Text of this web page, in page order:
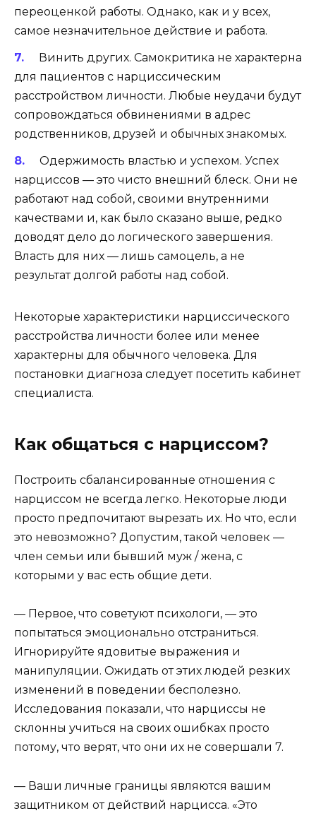
переоценкой работы. Однако, как и у всех,
самое незначительное действие и работа.
Винить других. Самокритика не характерна
для пациентов с нарциссическим
расстройством личности. Любые неудачи будут
сопровождаться обвинениями в адрес
родственников, друзей и обычных знакомых.
Одержимость властью и успехом. Успех
нарциссов — это чисто внешний блеск. Они не
работают над собой, своими внутренними
качествами и, как было сказано выше, редко
доводят дело до логического завершения.
Власть для них — лишь самоцель, а не
результат долгой работы над собой.
Некоторые характеристики нарциссического
расстройства личности более или менее
характерны для обычного человека. Для
постановки диагноза следует посетить кабинет
специалиста.
Как общаться с нарциссом?
Построить сбалансированные отношения с
нарциссом не всегда легко. Некоторые люди
просто предпочитают вырезать их. Но что, если
это невозможно? Допустим, такой человек —
член семьи или бывший муж / жена, с
которыми у вас есть общие дети.
— Первое, что советуют психологи, — это
попытаться эмоционально отстраниться.
Игнорируйте ядовитые выражения и
манипуляции. Ожидать от этих людей резких
изменений в поведении бесполезно.
Исследования показали, что нарциссы не
склонны учиться на своих ошибках просто
потому, что верят, что они их не совершали 7.
— Ваши личные границы являются вашим
защитником от действий нарцисса. «Это